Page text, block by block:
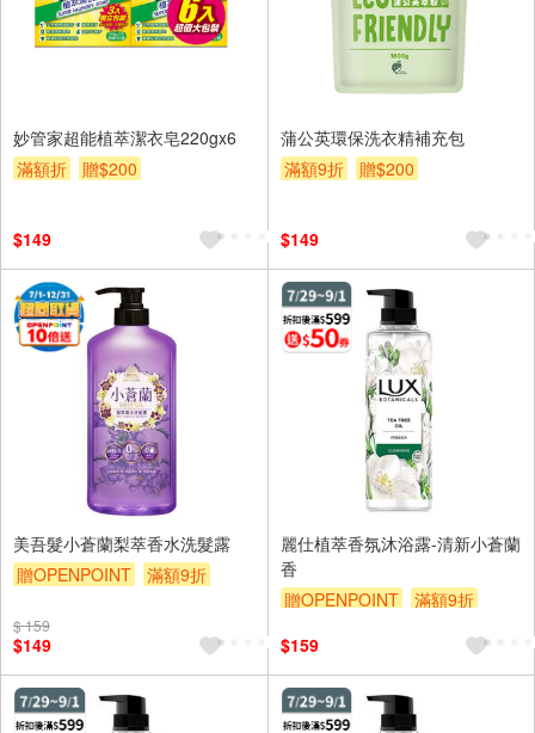
妙管家超能植萃潔衣皂220gx6
滿額折
贈$200
$149
蒲公英環保洗衣精補充包
滿額9折
贈$200
$149
美吾髮小蒼蘭梨萃香水洗髮露
贈OPENPOINT
滿額9折
$ 159
$149
麗仕植萃香氛沐浴露-清新小蒼蘭
香
贈OPENPOINT
滿額9折
$159